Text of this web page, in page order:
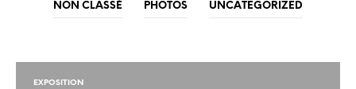
NON CLASSÉ PHOTOS UNCATEGORIZED
EXPOSITION